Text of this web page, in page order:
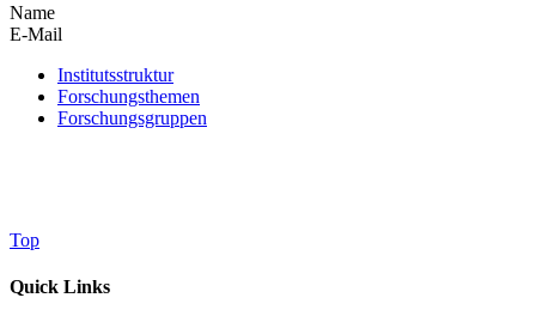
Name
E-Mail
Institutsstruktur
Forschungsthemen
Forschungsgruppen
Top
Quick Links